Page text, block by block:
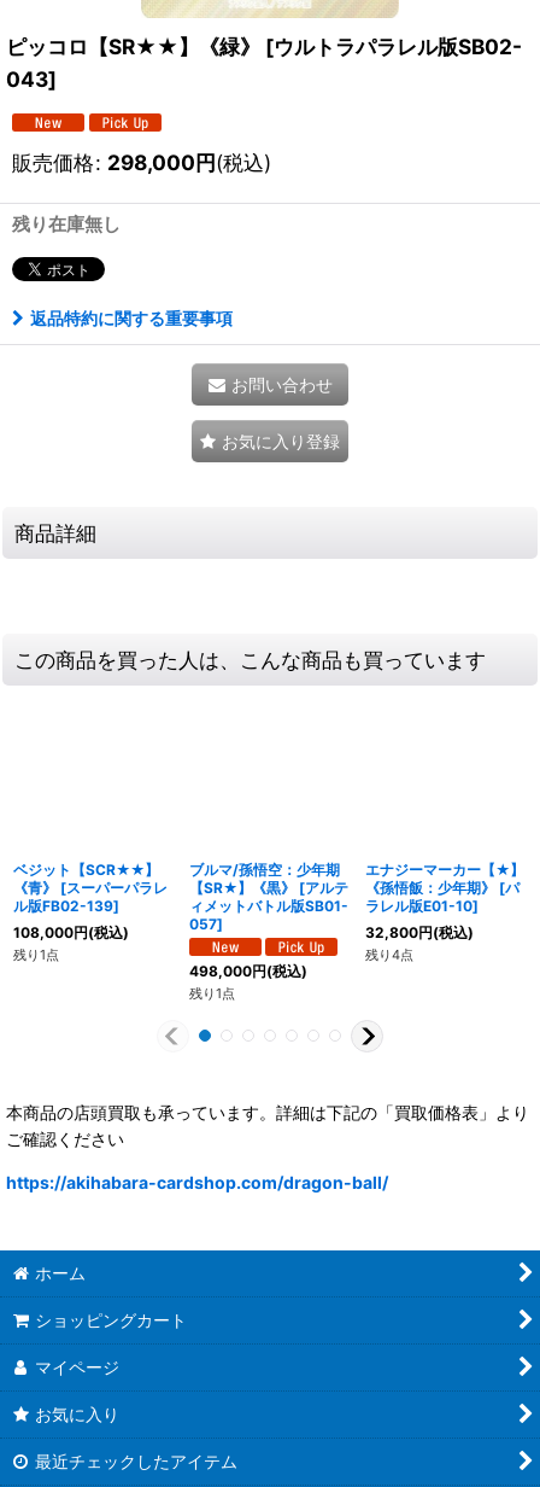
ピッコロ【SR★★】《緑》 [ウルトラパラレル版SB02-
043]
販売価格: 298,000円(税込)
残り在庫無し
返品特約に関する重要事項
お問い合わせ
お気に入り登録
商品詳細
この商品を買った人は、こんな商品も買っています
ベジット【SCR★★】
《青》
[スーパーパラレ
ル版FB02-139]
108,000円(税込)
残り1点
ブルマ/孫悟空：少年期
【SR★】《黒》
[アルテ
ィメットバトル版SB01-
057]
498,000円(税込)
残り1点
エナジーマーカー【★】
《孫悟飯：少年期》
[パ
ラレル版E01-10]
32,800円(税込)
残り4点
本商品の店頭買取も承っています。詳細は下記の「買取価格表」より
ご確認ください
https://akihabara-cardshop.com/dragon-ball/
ホーム
ショッピングカート
マイページ
お気に入り
最近チェックしたアイテム